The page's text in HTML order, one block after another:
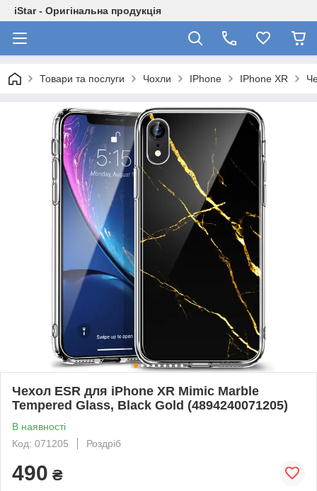
iStar - Оригінальна продукція
Товари та послуги Чохли IPhone IPhone XR
Чехол ESR для iPhone XR Mimic Marble
Tempered Glass, Black Gold (4894240071205)
В наявності
Код: 071205
Роздріб
490 ₴